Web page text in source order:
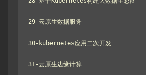
29-云原生数据服务
30-kubernetes应用二次开发
31-云原生边缘计算